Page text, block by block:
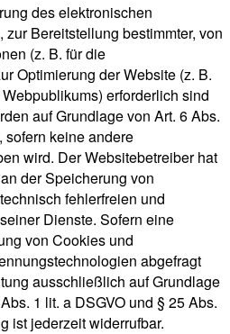
des elektronischen
Bereitstellung bestimmter, von
(z. B. für die
Optimierung der Website (z. B.
erforderlich sind
auf Grundlage von Art. 6 Abs.
sofern keine andere
wird. Der Websitebetreiber hat
der Speicherung von
fehlerfreien und
Dienste. Sofern eine
von Cookies und
abgefragt
ausschließlich auf Grundlage
1 lit. a DSGVO und § 25 Abs.
ist jederzeit widerrufbar.